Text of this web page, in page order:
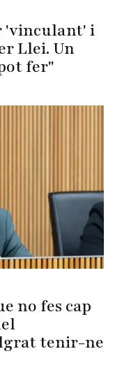
'vinculant' i
Llei. Un
fer"
no fes cap
tenir-ne